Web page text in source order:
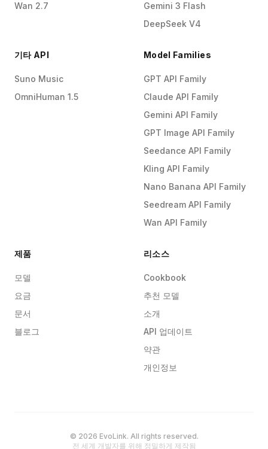
Wan 2.7
Gemini 3 Flash
DeepSeek V4
기타 API
Suno Music
OmniHuman 1.5
Model Families
GPT API Family
Claude API Family
Gemini API Family
GPT Image API Family
Seedance API Family
Kling API Family
Nano Banana API Family
Seedream API Family
Wan API Family
제품
모델
요금
문서
블로그
리소스
Cookbook
추천 모델
소개
API 업데이트
약관
개인정보
© 2026 EvoLink. All rights reserved.
전 세계 개발자를 위해 정밀하게 제작됨